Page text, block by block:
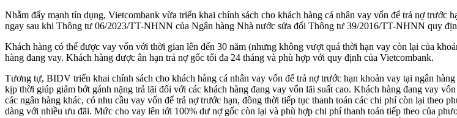
Nhằm đẩy mạnh tín dụng, Vietcombank vừa triển khai chính sách cho khách hàng cá nhân vay vốn để trả nợ
ngay sau khi Thông tư 06/2023/TT-NHNN của Ngân hàng Nhà nước sửa đổi Thông tư 39/2016/TT-NHNN quy
Khách hàng có thể được vay vốn với thời gian lên đến 30 năm (nhưng không vượt quá thời hạn vay còn lại của
hàng đang vay. Khách hàng được ân hạn trả nợ gốc tối đa 24 tháng và phù hợp với quy định của Vietcombank.
Tương tự, BIDV triển khai chính sách cho khách hàng cá nhân vay vốn để trả nợ trước hạn khoản vay tại ngân
kịp thời giúp giảm bớt gánh nặng trả lãi đối với các khách hàng đang vay vốn lãi suất cao. Khách hàng đang vay
các ngân hàng khác, có nhu cầu vay vốn để trả nợ trước hạn, đồng thời tiếp tục thanh toán các chi phí còn lại theo
dàng với nhiều ưu đãi. Mức cho vay lên tới 100% dư nợ gốc còn lại và phù hợp chi phí thanh toán tiếp theo của